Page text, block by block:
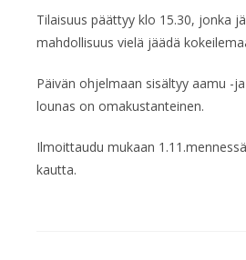
Tilaisuus päättyy klo 15.30, jonka
mahdollisuus vielä jäädä
Päivän ohjelmaan sisältyy aamu -
lounas on omakustanteinen.
Ilmoittaudu mukaan 1.11.mennessä
kautta.